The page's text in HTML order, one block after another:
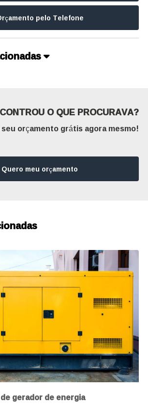
pelo Telefone
O QUE PROCURAVA?
seu orçamento grátis agora mesmo!
Quero meu orçamento
gerador de energia